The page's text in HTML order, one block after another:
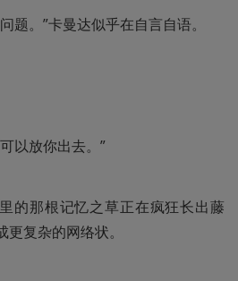
题。”卡曼达似乎在自言自语。
以放你出去。”
的那根记忆之草正在疯狂长出藤
复杂的网络状。